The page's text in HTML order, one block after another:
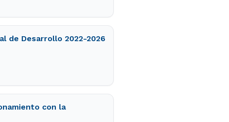
de Desarrollo 2022-2026
con la